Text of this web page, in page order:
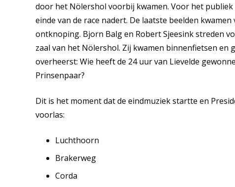
door het Nölershol voorbij kwamen. Voor het
einde van de race nadert. De laatste beelden
ontknoping. Bjorn Balg en Robert Sjeesink streden
zaal van het Nölershol. Zij kwamen binnenfietsen en
overheerst: Wie heeft de 24 uur van Lievelde
Prinsenpaar?
Dit is het moment dat de eindmuziek startte en
voorlas:
Luchthoorn
Brakerweg
Corda